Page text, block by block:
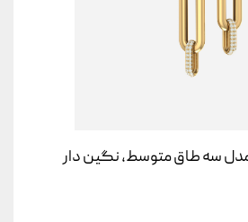
سه طاق متوسط، نگین دار